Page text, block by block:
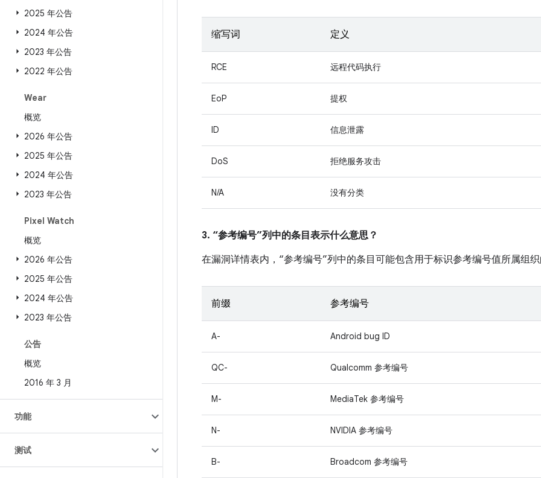
2025 年公告
2024 年公告
2023 年公告
2022 年公告
Wear
概览
2026 年公告
2025 年公告
2024 年公告
2023 年公告
Pixel Watch
概览
2026 年公告
2025 年公告
2024 年公告
2023 年公告
公告
概览
2016 年 3 月
功能
测试
缩写词 定义
RCE 远程代码执行
EoP 提权
ID 信息泄露
DoS 拒绝服务攻击
N/A 没有分类
3. “参考编号”列中的条目表示什么意思？
在漏洞详情表内，“参考编号”列中的条目可能包含用于标识参考编号值所属组
前缀 参考编号
A- Android bug ID
QC- Qualcomm 参考编号
M- MediaTek 参考编号
N- NVIDIA 参考编号
B- Broadcom 参考编号